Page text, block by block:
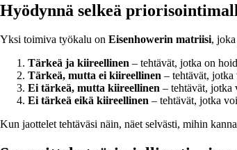
Hyödynnä selkeä
Yksi toimiva työkalu on Eisenhowerin matriisi, joka
Tärkeä ja kiireellinen – tehtävät, jotka on
Tärkeä, mutta ei kiireellinen – tehtävät, jotka
Ei tärkeä, mutta kiireellinen – tehtävät, jotka
Ei tärkeä eikä kiireellinen – tehtävät, jotka
Kun jaottelet tehtäväsi näin, näet selvästi, mihin